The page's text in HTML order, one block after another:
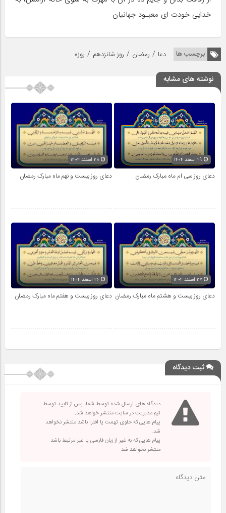
خدایى خودت اى معبـود جهانیان
برچسب ها دعا / رمضان / روز شانزدهم / روزه
نوشته های مشابه
دعای روز سی ام ماه مبارک رمضان دعای روز بیست و نهم ماه مبارک رمضان
۲۷ اسفند ۱۴۰۴
دعای روز بیست و هشتم ماه مبارک رمضان دعای روز بیست و هفتم ماه مبارک رمضان
ثبت دیدگاه
دیدگاه های ارسال شده توسط شما، پس از تایید توسط
تیم مدیریت در سایت منتشر خواهد شد.
پیام هایی که حاوی تهمت یا افترا باشد منتشر نخواهد
شد.
پیام هایی که به غیر از زبان فارسی یا غیر مرتبط باشد
منتشر نخواهد شد.